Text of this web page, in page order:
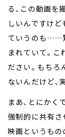
る、この動画を
しいんですけど
ていうのも……
まれていて。こ
ださい。もち
ないんだけど、
まあ、とにかく
強制的に共有さ
映画というもの